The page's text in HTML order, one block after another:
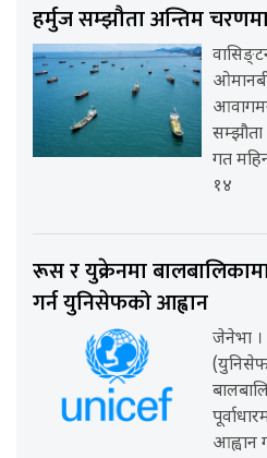
हर्मुज सम्झौता अन्तिम
गत
१४
रूस र युक्रेनमा
गर्न युनिसेफको आह्वान
जेनेभा ।
आह्वान